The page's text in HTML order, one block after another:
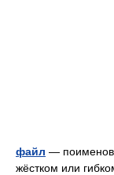
файл —
жёстком или